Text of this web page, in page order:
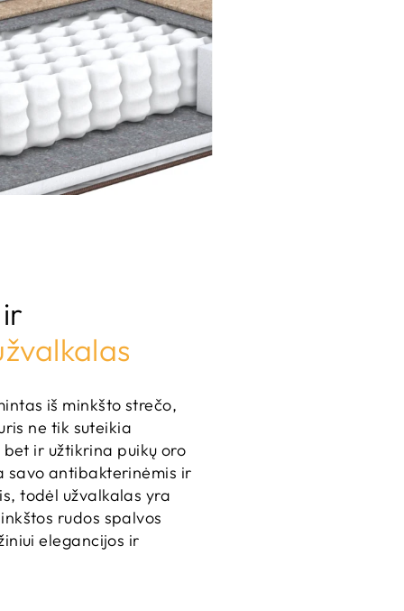
iš minkšto strečo,
ne tik suteikia
ir užtikrina puikų oro
savo antibakterinėmis ir
todėl užvalkalas yra
rudos spalvos
elegancijos ir